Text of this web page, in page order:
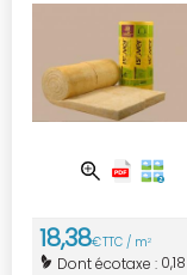
18,38€TTC / m2
Dont écotaxe : 0,18